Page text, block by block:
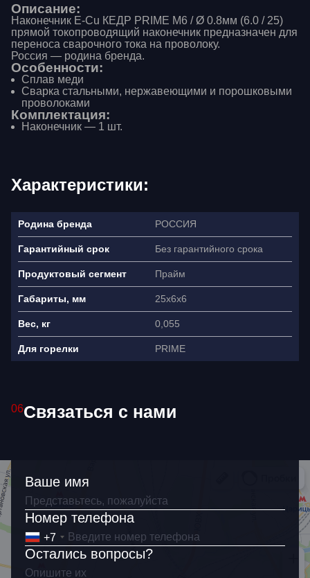
Описание:
Наконечник E-Cu КЕДР PRIME М6 / Ø 0.8мм (6.0 / 25)
прямой токопроводящий наконечник предназначен для
переноса сварочного тока на проволоку.
Россия — родина бренда.
Особенности:
Сплав меди
Сварка стальными, нержавеющими и порошковыми
проволоками
Комплектация:
Наконечник — 1 шт.
Характеристики:
Родина бренда РОССИЯ
Гарантийный срок Без гарантийного срока
Продуктовый сегмент Прайм
Габариты, мм 25х6х6
Вес, кг 0,055
Для горелки PRIME
06Связаться с нами
Ваше имя
Номер телефона
+7
Остались вопросы?
Как связаться?
+7
Я согласен(на) на обработку
персональных данных